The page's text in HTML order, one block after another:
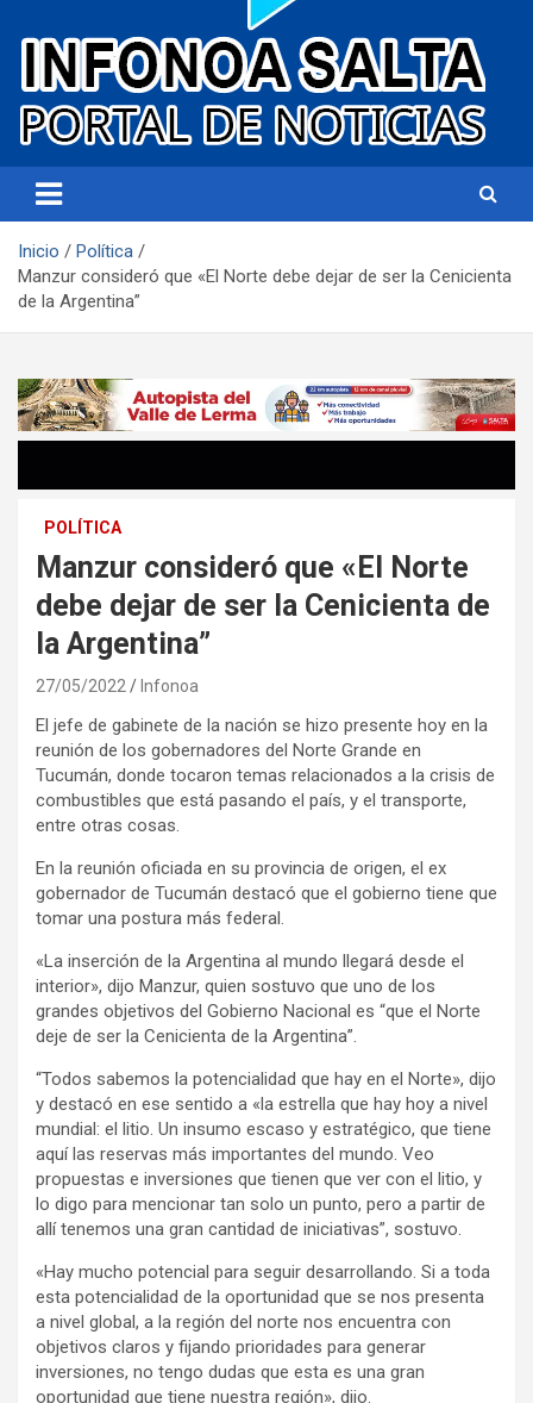
Infonoa Salta
Inicio
Política
Manzur consideró que «El Norte debe dejar de ser la Cenicienta
de la Argentina”
POLÍTICA
Manzur consideró que «El Norte
debe dejar de ser la Cenicienta de
la Argentina”
27/05/2022 Infonoa
El jefe de gabinete de la nación se hizo presente hoy en la
reunión de los gobernadores del Norte Grande en
Tucumán, donde tocaron temas relacionados a la crisis de
combustibles que está pasando el país, y el transporte,
entre otras cosas.
En la reunión oficiada en su provincia de origen, el ex
gobernador de Tucumán destacó que el gobierno tiene que
tomar una postura más federal.
«La inserción de la Argentina al mundo llegará desde el
interior», dijo Manzur, quien sostuvo que uno de los
grandes objetivos del Gobierno Nacional es “que el Norte
deje de ser la Cenicienta de la Argentina”.
“Todos sabemos la potencialidad que hay en el Norte», dijo
y destacó en ese sentido a «la estrella que hay hoy a nivel
mundial: el litio. Un insumo escaso y estratégico, que tiene
aquí las reservas más importantes del mundo. Veo
propuestas e inversiones que tienen que ver con el litio, y
lo digo para mencionar tan solo un punto, pero a partir de
allí tenemos una gran cantidad de iniciativas”, sostuvo.
«Hay mucho potencial para seguir desarrollando. Si a toda
esta potencialidad de la oportunidad que se nos presenta
a nivel global, a la región del norte nos encuentra con
objetivos claros y fijando prioridades para generar
inversiones, no tengo dudas que esta es una gran
oportunidad que tiene nuestra región», dijo.